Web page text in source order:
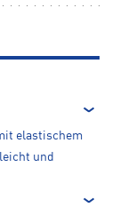
elastischem
und